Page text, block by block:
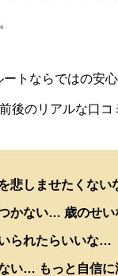
トならではの安
後のリアルな口コ
悲しませたくな
かない… 歳のせい
られたらいいな…
い… もっと自信に